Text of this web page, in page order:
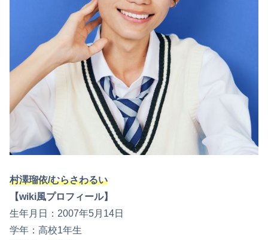
村澤瑠依/むらさわるい
【wiki風プロフィール】
生年月日：2007年5月14日
学年：高校1年生